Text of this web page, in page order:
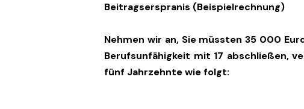
Beitragserspranis (Beispielrechnung)
Nehmen wir an, Sie müssten 35 000
Berufsunfähigkeit mit 17 abschließen,
fünf Jahrzehnte wie folgt: